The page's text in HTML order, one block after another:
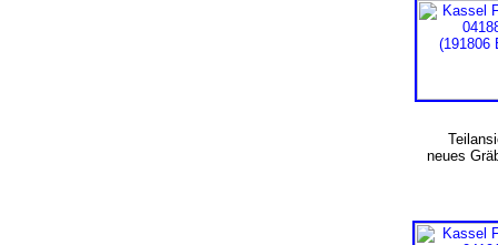
neues